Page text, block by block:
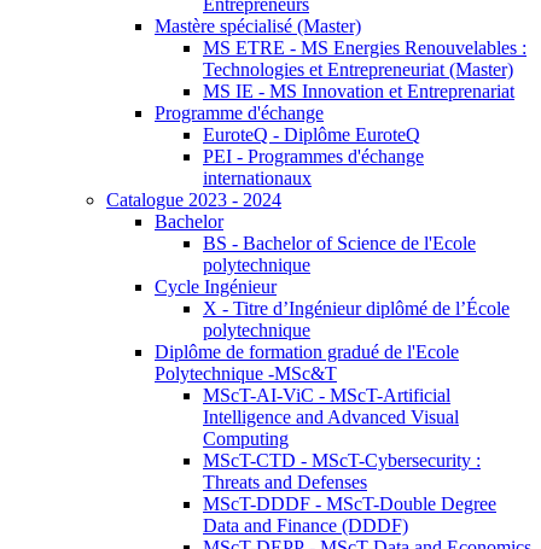
Entrepreneurs
Mastère spécialisé (Master)
MS ETRE - MS Energies Renouvelables :
Technologies et Entrepreneuriat (Master)
MS IE - MS Innovation et Entreprenariat
Programme d'échange
EuroteQ - Diplôme EuroteQ
PEI - Programmes d'échange
internationaux
Catalogue 2023 - 2024
Bachelor
BS - Bachelor of Science de l'Ecole
polytechnique
Cycle Ingénieur
X - Titre d’Ingénieur diplômé de l’École
polytechnique
Diplôme de formation gradué de l'Ecole
Polytechnique -MSc&T
MScT-AI-ViC - MScT-Artificial
Intelligence and Advanced Visual
Computing
MScT-CTD - MScT-Cybersecurity :
Threats and Defenses
MScT-DDDF - MScT-Double Degree
Data and Finance (DDDF)